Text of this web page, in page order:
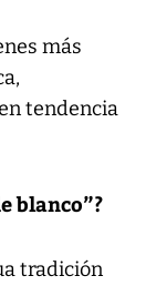
más
tendencia
blanco”?
tradición